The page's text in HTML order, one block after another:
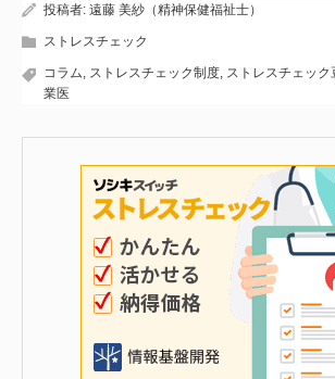
投稿者: 遠藤 美紗（精神保健福祉士）
ストレスチェック
コラム, ストレスチェック制度, ストレスチェック
業医